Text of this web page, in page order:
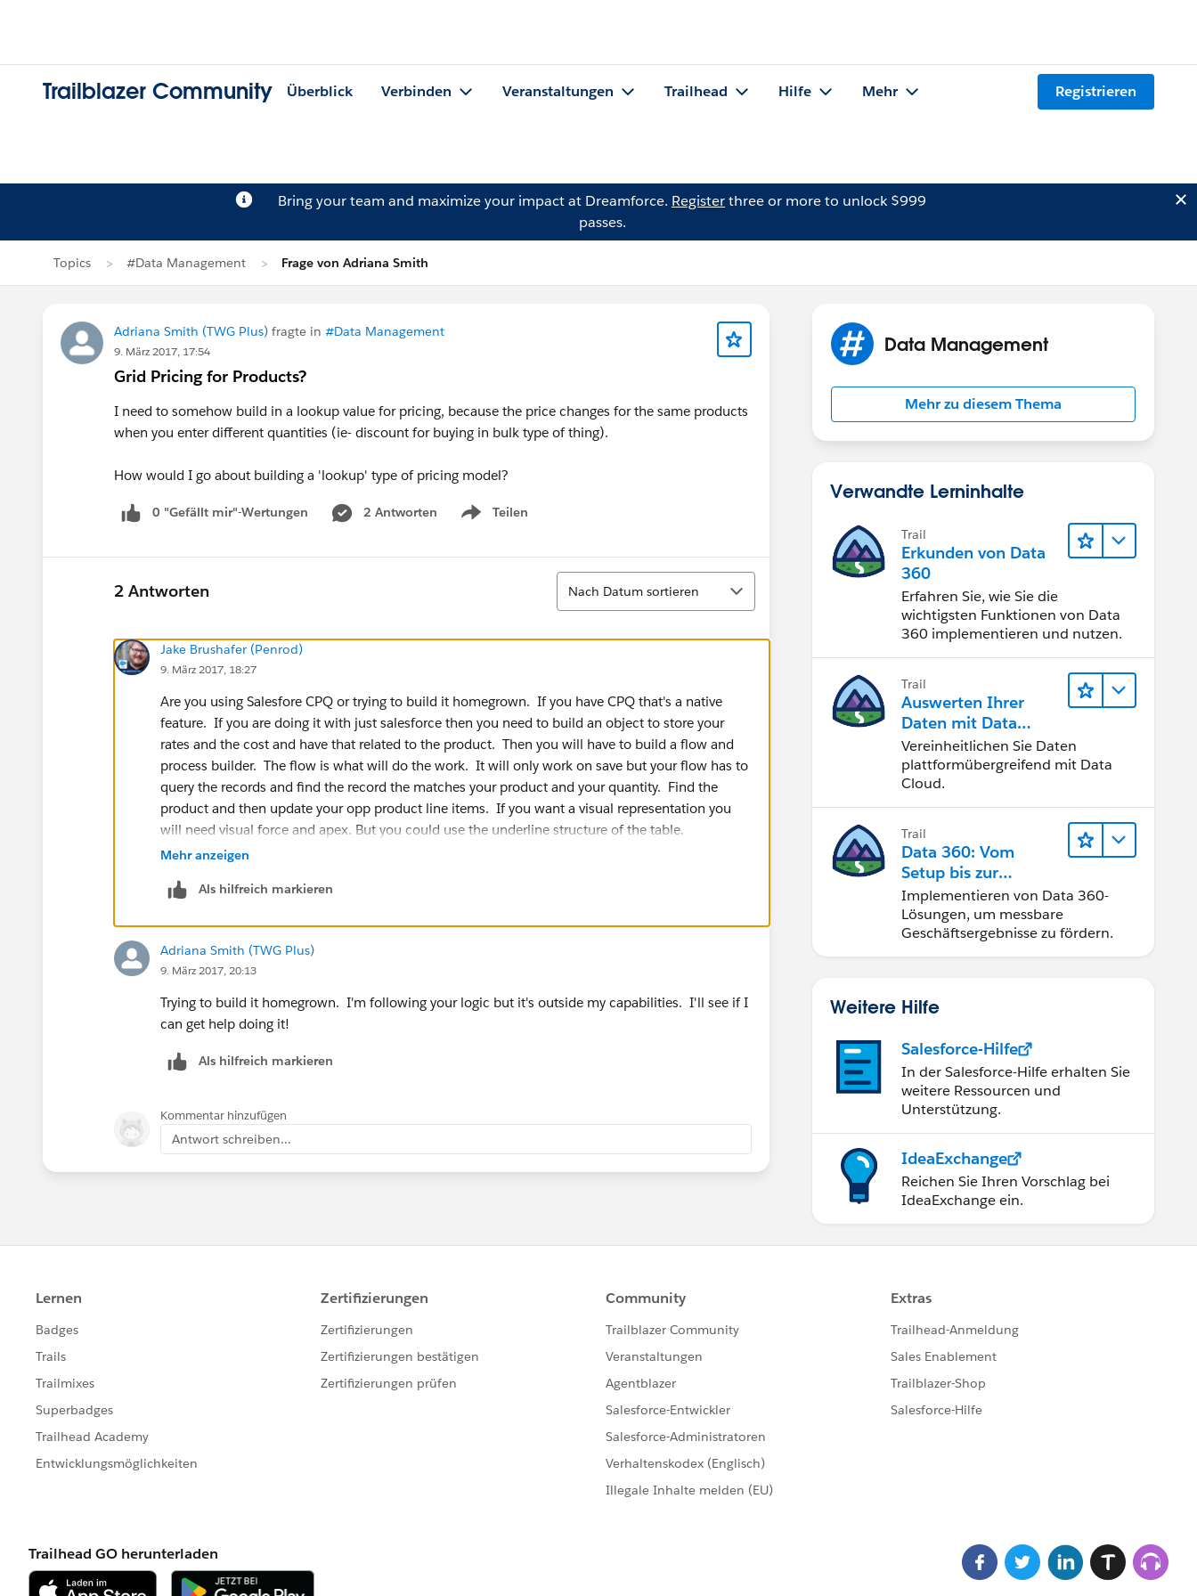
Trailblazer Community Überblick Verbinden Veranstaltungen Trailhead Hilfe Mehr Registrieren
Bring your team and maximize your impact at Dreamforce. Registerthree or more to unlock $999
passes.
Topics #Data Management Frage von Adriana Smith
Adriana Smith (TWG Plus) fragte in #Data Management
9. März 2017, 17:54
Grid Pricing for Products?
I need to somehow build in a lookup value for pricing, because the price changes for the same products
when you enter different quantities (ie- discount for buying in bulk type of thing).
How would I go about building a 'lookup' type of pricing model?
0 "Gefällt mir"-Wertungen 2 Antworten Teilen
Show menu
2 Antworten
Sortieren
Nach Datum sortieren
Jake Brushafer (Penrod)
9. März 2017, 18:27
Are you using Salesfore CPQ or trying to build it homegrown. If you have CPQ that's a native
feature. If you are doing it with just salesforce then you need to build an object to store your
rates and the cost and have that related to the product. Then you will have to build a flow and
process builder. The flow is what will do the work. It will only work on save but your flow has to
query the records and find the record the matches your product and your quantity. Find the
product and then update your opp product line items. If you want a visual representation you
will need visual force and apex. But you could use the underline structure of the table.
Mehr anzeigen
Als hilfreich markieren
Adriana Smith (TWG Plus)
9. März 2017, 20:13
Trying to build it homegrown. I'm following your logic but it's outside my capabilities. I'll see if I
can get help doing it!
Als hilfreich markieren
Kommentar hinzufügen
Antwort schreiben...
Data Management
Mehr zu diesem Thema
Verwandte Lerninhalte
Trail
Erkunden von Data
360
Erfahren Sie, wie Sie die
wichtigsten Funktionen von Data
360 implementieren und nutzen.
Trail
Auswerten Ihrer
Daten mit Data
Cloud
Vereinheitlichen Sie Daten
plattformübergreifend mit Data
Cloud.
Trail
Data 360: Vom
Setup bis zur
Aktivierung
Implementieren von Data 360-
Lösungen, um messbare
Geschäftsergebnisse zu fördern.
Weitere Hilfe
Salesforce-Hilfe
In der Salesforce-Hilfe erhalten Sie
weitere Ressourcen und
Unterstützung.
IdeaExchange
Reichen Sie Ihren Vorschlag bei
IdeaExchange ein.